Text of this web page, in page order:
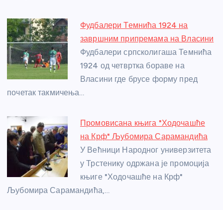
Фудбалери Темнића 1924 на
завршним припремама на Власини
Фудбалери српсколигаша Темнића
1924 од четвртка бораве на
Власини где брусе форму пред
почетак такмичења…
Промовисана књига "Ходочашће
на Крф" Љубомира Сарамандића
У Већници Народног универзитета
у Трстенику одржана је промоција
књиге "Ходочашће на Крф"
Љубомира Сарамандића,…